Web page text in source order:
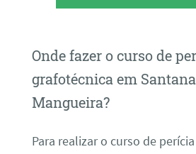
Onde fazer o curso de
grafotécnica em
Mangueira?
Para realizar o curso de